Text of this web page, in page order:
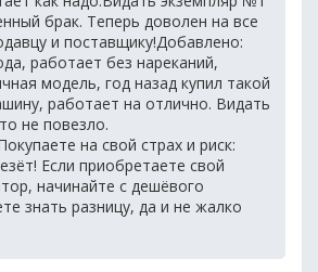
брак. Теперь доволен на все
и поставщику!Добавлено:
работает без нареканий,
модель, год назад купил такой
работает на отлично. Видать
не повезло.
на свой страх и риск:
Если приобретаете свой
начинайте с дешёвого
знать разницу, да и не жалко